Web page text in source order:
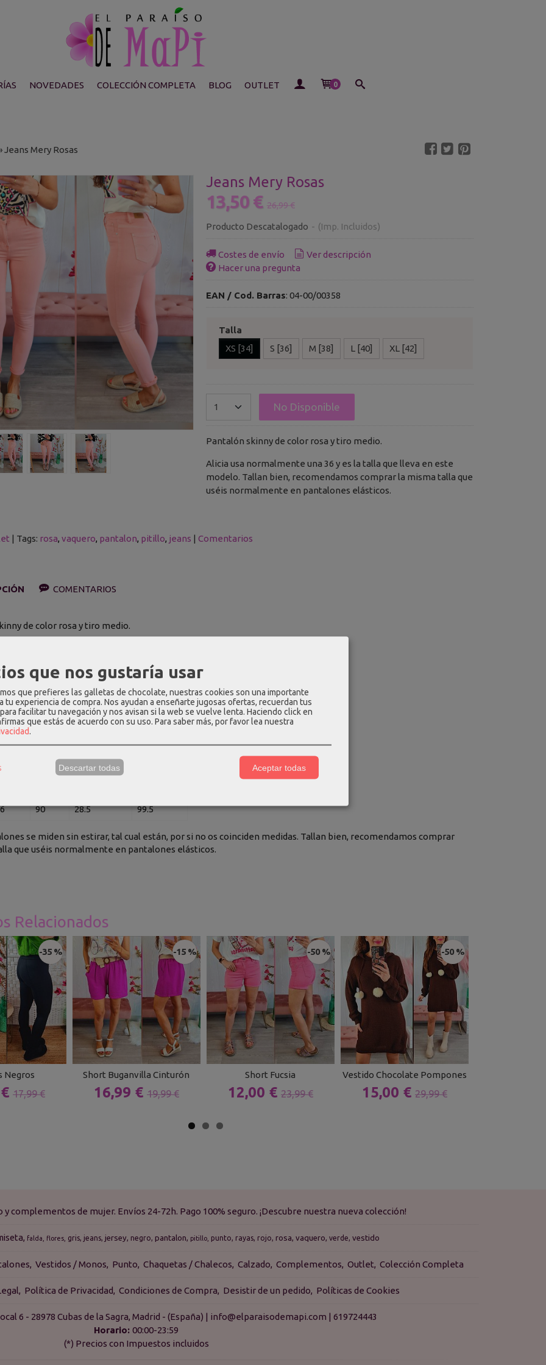
NOVEDADES COLECCIÓN COMPLETA BLOG OUTLET 0
Jeans Mery Rosas
Jeans Mery Rosas
13,50 € 26,99 €
Producto Descatalogado - (Imp. Incluidos)
Costes de envío
Ver descripción
Hacer una pregunta
EAN / Cod. Barras: 04-00/00358
Talla
XS [34]
S [36] M [38] L [40] XL [42]
No Disponible
Pantalón skinny de color rosa y tiro medio.
Alicia usa normalmente una 36 y es la talla que lleva en este
modelo. Tallan bien, recomendamos comprar la misma talla que
uséis normalmente en pantalones elásticos.
| Tags: rosa vaquero pantalon pitillo jeans | Comentarios
COMENTARIOS
de color rosa y tiro medio.
aproximadas (cm):
Cadera Largo de tiro Largo total
74 26.5 97.5
27.5
90 28.5 99.5
se miden sin estirar, tal cual están, por si no os coinciden medidas. Tallan bien, recomendamos comprar
que uséis normalmente en pantalones elásticos.
Relacionados
-35 %
Negros
17,99 €
-15 %
Short Buganvilla Cinturón
16,99 € 19,99 €
-50 %
Short Fucsia
12,00 € 23,99 €
-50 %
Vestido Chocolate Pompones
15,00 € 29,99 €
complementos de mujer. Envíos 24-72h. Pago 100% seguro. ¡Descubre nuestra nueva colección!
falda flores gris jeans jersey negro pantalon pitillo punto rayas rojo rosa vaquero verde vestido
Vestidos / Monos Punto Chaquetas / Chalecos Calzado Complementos Outlet Colección Completa
Política de Privacidad Condiciones de Compra Desistir de un pedido Políticas de Cookies
6 - 28978 Cubas de la Sagra, Madrid - (España) | info@elparaisodemapi.com | 619724443
Horario:00:00-23:59
(*) Precios con Impuestos incluidos
que nos gustaría usar
que prefieres las galletas de chocolate, nuestras cookies son una importante
tu experiencia de compra. Nos ayudan a enseñarte jugosas ofertas, recuerdan tus
facilitar tu navegación y nos avisan si la web se vuelve lenta. Haciendo click en
que estás de acuerdo con su uso. Para saber más, por favor lea nuestra
.
Descartar todas Aceptar todas